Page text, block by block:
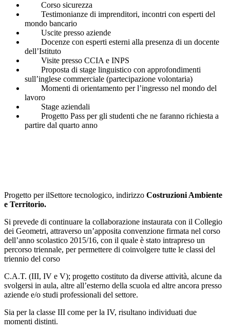
Corso sicurezza
Testimonianze di imprenditori, incontri con esperti del
mondo bancario
Uscite presso aziende
Docenze con esperti esterni alla presenza di un docente
dell’Istituto
Visite presso CCIA e INPS
Proposta di stage linguistico con approfondimenti
sull’inglese commerciale (partecipazione volontaria)
Momenti di orientamento per l’ingresso nel mondo del
lavoro
Stage aziendali
Progetto Pass per gli studenti che ne faranno richiesta a
partire dal quarto anno
Progetto per ilSettore tecnologico, indirizzo Costruzioni Ambiente
e Territorio.
Si prevede di continuare la collaborazione instaurata con il Collegio
dei Geometri, attraverso un’apposita convenzione firmata nel corso
dell’anno scolastico 2015/16, con il quale è stato intrapreso un
percorso triennale, per permettere di coinvolgere tutte le classi del
triennio del corso
C.A.T. (III, IV e V); progetto costituto da diverse attività, alcune da
svolgersi in aula, altre all’esterno della scuola ed altre ancora presso
aziende e/o studi professionali del settore.
Sia per la classe III come per la IV, risultano individuati due
momenti distinti.